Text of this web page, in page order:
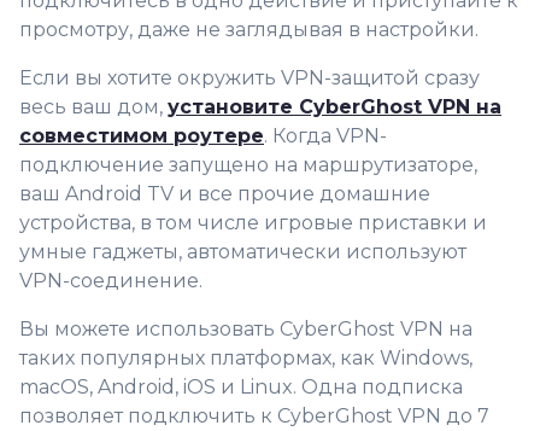
просмотру, даже не заглядывая в настройки.
Если вы хотите окружить VPN-защитой сразу
весь ваш дом, установите CyberGhost VPN на
совместимом роутере. Когда VPN-
подключение запущено на маршрутизаторе,
ваш Android TV и все прочие домашние
устройства, в том числе игровые приставки и
умные гаджеты, автоматически используют
VPN-соединение.
Вы можете использовать CyberGhost VPN на
таких популярных платформах, как Windows,
macOS, Android, iOS и Linux. Одна подписка
позволяет подключить к CyberGhost VPN до 7